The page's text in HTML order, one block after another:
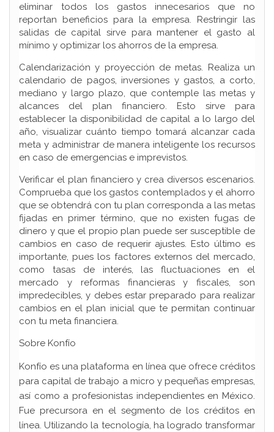
eliminar todos los gastos innecesarios que no
reportan beneficios para la empresa. Restringir las
salidas de capital sirve para mantener el gasto al
mínimo y optimizar los ahorros de la empresa.
Calendarización y proyección de metas. Realiza un
calendario de pagos, inversiones y gastos, a corto,
mediano y largo plazo, que contemple las metas y
alcances del plan financiero. Esto sirve para
establecer la disponibilidad de capital a lo largo del
año, visualizar cuánto tiempo tomará alcanzar cada
meta y administrar de manera inteligente los recursos
en caso de emergencias e imprevistos.
Verificar el plan financiero y crea diversos escenarios.
Comprueba que los gastos contemplados y el ahorro
que se obtendrá con tu plan corresponda a las metas
fijadas en primer término, que no existen fugas de
dinero y que el propio plan puede ser susceptible de
cambios en caso de requerir ajustes. Esto último es
importante, pues los factores externos del mercado,
como tasas de interés, las fluctuaciones en el
mercado y reformas financieras y fiscales, son
impredecibles, y debes estar preparado para realizar
cambios en el plan inicial que te permitan continuar
con tu meta financiera.
Sobre Konfío
Konfío es una plataforma en línea que ofrece créditos
para capital de trabajo a micro y pequeñas empresas,
así como a profesionistas independientes en México.
Fue precursora en el segmento de los créditos en
línea. Utilizando la tecnología, ha logrado transformar